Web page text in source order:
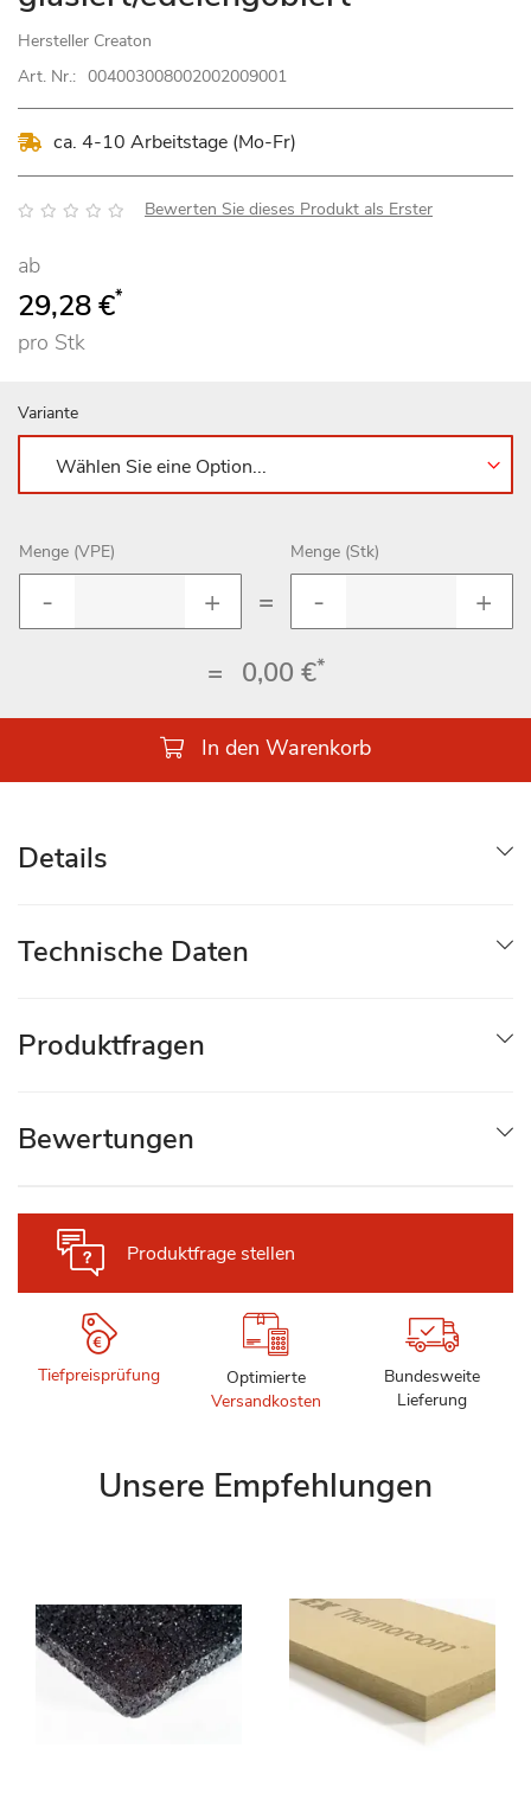
Bildgalerie
springen
Hersteller Creaton
Art. Nr.: 004003008002002009001
ca. 4-10 Arbeitstage (Mo-Fr)
Bewertung: Bewerten Sie dieses Produkt als Erster
ab
29,28 €*
pro Stk
Variante
Menge (VPE)
=
Menge (Stk)
= 0,00 €*
In den Warenkorb
Produktfrage stellen
Tiefpreisprüfung
Optimierte
Versandkosten
Bundesweite
Lieferung
Details
Technische Daten
Produktfragen
Bewertungen
Unsere Empfehlungen